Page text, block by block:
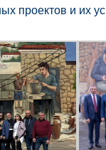
проектов и их